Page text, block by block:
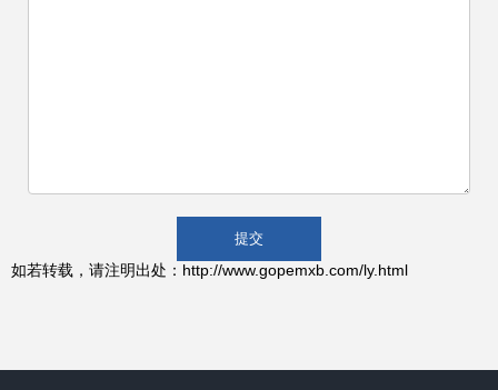
如若转载，请注明出处：http://www.gopemxb.com/ly.html